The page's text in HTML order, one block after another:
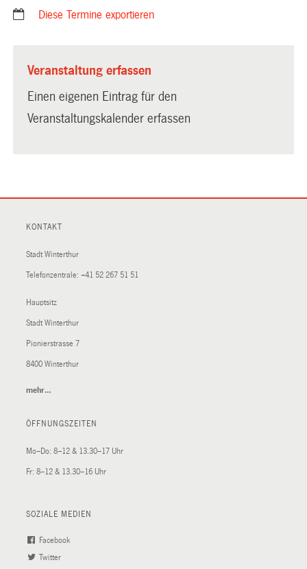
Diese Termine exportieren
Veranstaltung erfassen
Einen eigenen Eintrag für den
Veranstaltungskalender erfassen
KONTAKT
Stadt Winterthur
Telefonzentrale: +41 52 267 51 51
Hauptsitz
Stadt Winterthur
Pionierstrasse 7
8400 Winterthur
mehr…
ÖFFNUNGSZEITEN
Mo–Do: 8–12 & 13.30–17 Uhr
Fr: 8–12 & 13.30–16 Uhr
SOZIALE MEDIEN
Facebook
Twitter